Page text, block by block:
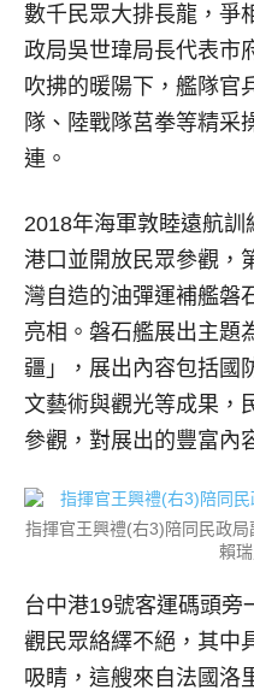
數千民眾大排長龍，爭
政局吳世瑋局長代表市
吹拂的暖陽下，艦隊官
隊、陸戰隊莒拳等精采
連。
2018年海軍敦睦遠航
港口並開放民眾參觀，
灣自造的油彈運補艦磐
亮相。磐石艦展出主題
疆」，展出內容包括國
文藝術與觀光等成果，
參觀，對展出的豐富內
指揮官王興禮(右3)陪同民政
賴瑞
台中港19號客運碼頭旁
觀民眾絡繹不絕，其中
吸睛，這艘來自法國洛